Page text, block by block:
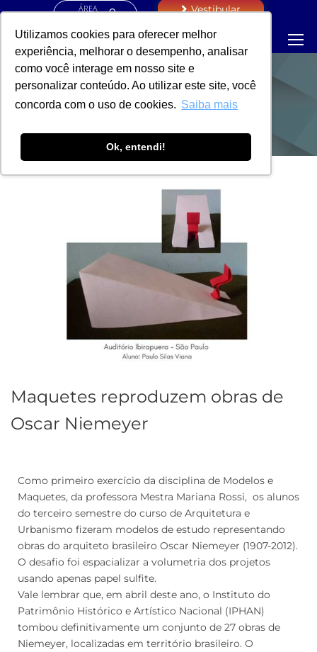
Utilizamos cookies para oferecer melhor
experiência, melhorar o desempenho, analisar
como você interage em nosso site e
personalizar conteúdo. Ao utilizar este site, você
concorda com o uso de cookies. Saiba mais
Ok, entendi!
ÁREA
Vestibular
NOTÍCIAS
Maquetes reproduzem obras de
Oscar Niemeyer
Como primeiro exercício da disciplina de Modelos e
Maquetes, da professora Mestra Mariana Rossi, os alunos
do terceiro semestre do curso de Arquitetura e
Urbanismo fizeram modelos de estudo representando
obras do arquiteto brasileiro Oscar Niemeyer (1907-2012).
O desafio foi espacializar a volumetria dos projetos
usando apenas papel sulfite.
Vale lembrar que, em abril deste ano, o Instituto do
Patrimônio Histórico e Artístico Nacional (IPHAN)
tombou definitivamente um conjunto de 27 obras de
Niemeyer, localizadas em território brasileiro. O